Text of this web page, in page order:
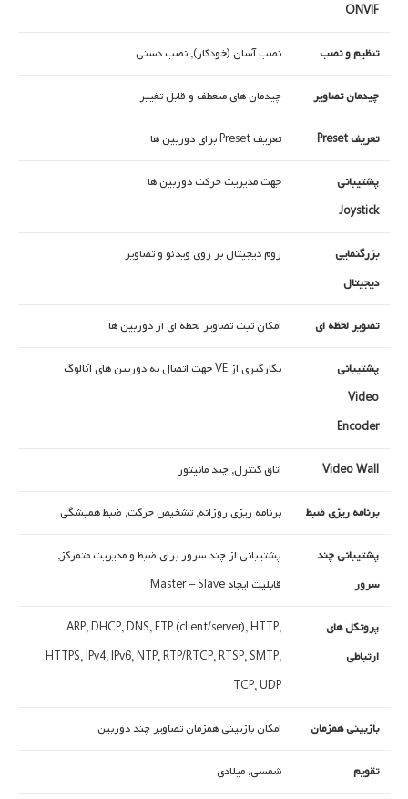
ONVIF
تنظیم و نصب نصب آسان (خودکار), نصب دستی
چیدمان تصاویر چیدمان های منعطف و قابل تغییر
تعریف Preset تعریف Preset برای دوربین ها
پشتیبانی
Joystick
جهت مدیریت حرکت دوربین ها
بزرگنمایی
دیجیتال
زوم دیجیتال بر روی ویدئو و تصاویر
تصویر لحظه ای امکان ثبت تصاویر لحظه ای از دوربین ها
پشتیبانی
Video
Encoder
بکارگیری از VE جهت اتصال به دوربین های آنالوگ
Video Wall اتاق کنترل, چند مانیتور
برنامه ریزی ضبط برنامه ریزی روزانه, تشخیص حرکت, ضبط همیشگی
پشتیبانی چند
سرور
پشتیبانی از چند سرور برای ضبط و مدیریت متمرکز,
قابلیت ایجاد Master – Slave
پروتکل های
ارتباطی
ARP, DHCP, DNS, FTP (client/server), HTTP,
HTTPS, IPv4, IPv6, NTP, RTP/RTCP, RTSP, SMTP,
TCP, UDP
بازبینی همزمان امکان بازبینی همزمان تصاویر چند دوربین
تقویم شمسی, میلادی